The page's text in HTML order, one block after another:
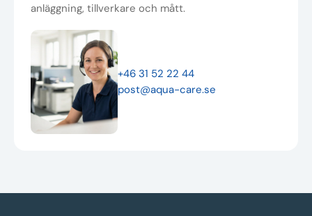
anläggning, tillverkare och mått.
+46 31 52 22 44
post@aqua-care.se